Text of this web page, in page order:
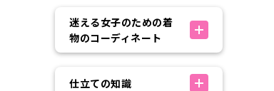
迷える女子のための着
物のコーディネート
仕立ての知識